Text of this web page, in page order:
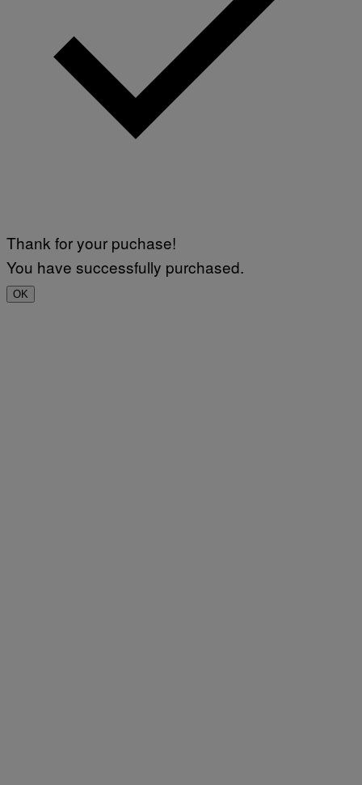
Thank for your puchase!
You have successfully purchased.
OK